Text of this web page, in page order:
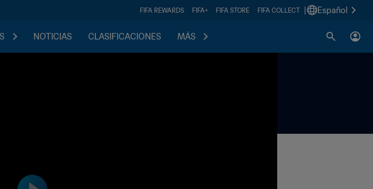
FIFA REWARDS FIFA+ FIFA STORE FIFA COLLECT Español
NOTICIAS CLASIFICACIONES MÁS